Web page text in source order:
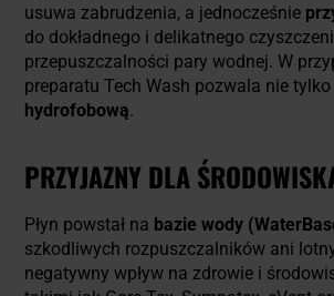
usuwa zabrudzenia, a jednocześnie
do dokładnego i delikatnego
przepuszczalności pary wodnej. W
preparatu Tech Wash pozwala nie
hydrofobową.
PRZYJAZNY DLA
Płyn powstał na bazie wody
szkodliwych rozpuszczalników ani
negatywny wpływ na zdrowie i